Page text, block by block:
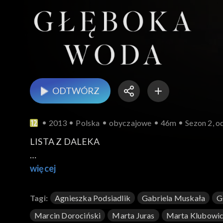
ODTWÓRZ
2013 Polska obyczajowe 46m Sezon 2,
LISTA Z DALEKA
Wiktor jedzie odwiedzić swojego ojca w szpitalu,
towarzyszkę swojego ojca. Razem próbują
decyduje się pochować go w swoim mieście,
więcej
Tagi: Agnieszka Podsiadlik Gabriela Muskała
Marcin Dorociński
Marta Juras Marta